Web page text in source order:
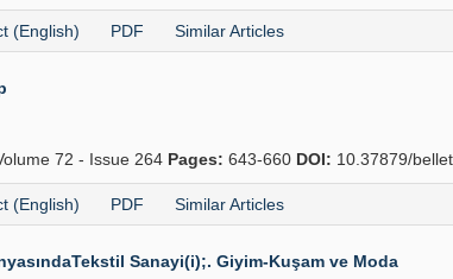
(English) PDF Similar Articles
72 - Issue 264 Pages: 643-660 DOI: 10.37879/
(English) PDF Similar Articles
Sanayi(i);. Giyim-Kuşam ve Moda